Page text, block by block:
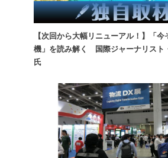
【次回から大幅リニューアル！】「今
機」を読み解く 国際ジャーナリスト
氏